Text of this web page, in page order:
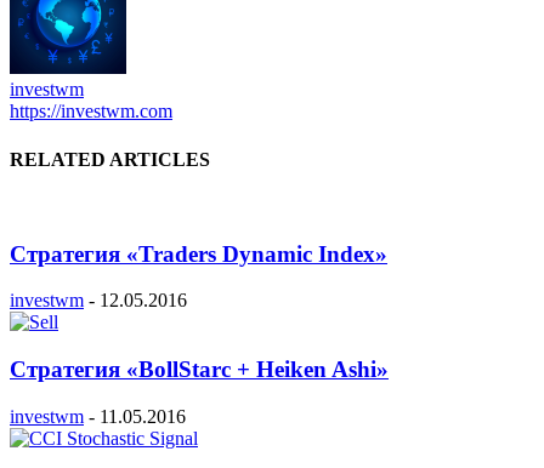
investwm
https://investwm.com
RELATED ARTICLES
Стратегия «Traders Dynamic Index»
investwm - 12.05.2016
Стратегия «BollStarc + Heiken Ashi»
investwm - 11.05.2016